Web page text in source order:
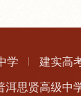
学
建实高
洱思贤高级中